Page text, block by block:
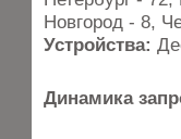
Новгород - 8,
Устройства:
Динамика